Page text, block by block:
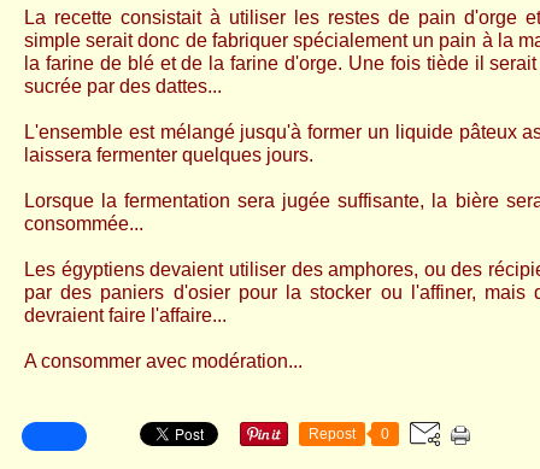
La recette consistait à utiliser les restes de pain d'orge
simple serait donc de fabriquer spécialement un pain à la
la farine de blé et de la farine d'orge. Une fois tiède il
sucrée par des dattes...
L'ensemble est mélangé jusqu'à former un liquide pâteux
laissera fermenter quelques jours.
Lorsque la fermentation sera jugée suffisante, la bière
consommée...
Les égyptiens devaient utiliser des amphores, ou des
par des paniers d'osier pour la stocker ou l'affiner, mais
devraient faire l'affaire...
A consommer avec modération...
Repost 0